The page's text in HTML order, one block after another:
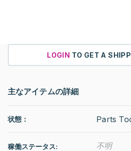
LOGIN TO GET A
主なアイテムの詳細
状態： Parts
稼働ステータス: 不明